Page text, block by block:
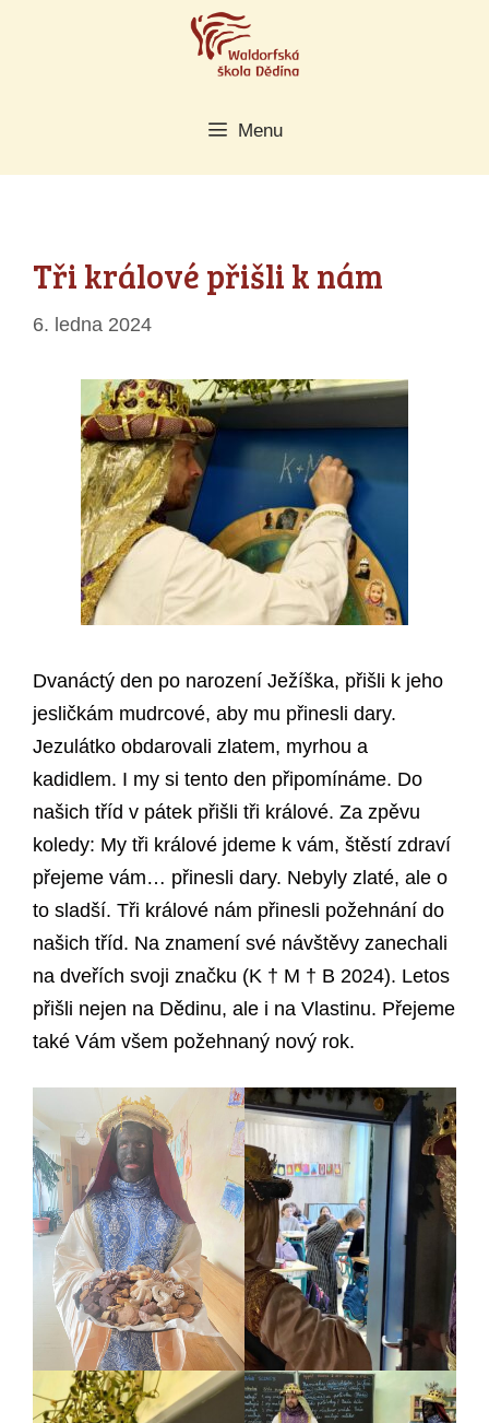
Menu
Tři králové přišli k nám
6. ledna 2024
Dvanáctý den po narození Ježíška, přišli k jeho
jesličkám mudrcové, aby mu přinesli dary.
Jezulátko obdarovali zlatem, myrhou a
kadidlem. I my si tento den připomínáme. Do
našich tříd v pátek přišli tři králové. Za zpěvu
koledy: My tři králové jdeme k vám, štěstí zdraví
přejeme vám… přinesli dary. Nebyly zlaté, ale o
to sladší. Tři králové nám přinesli požehnání do
našich tříd. Na znamení své návštěvy zanechali
na dveřích svoji značku (K † M † B 2024). Letos
přišli nejen na Dědinu, ale i na Vlastinu. Přejeme
také Vám všem požehnaný nový rok.